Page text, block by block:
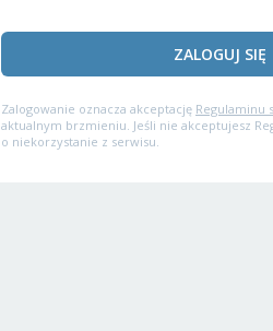
ZALOGUJ SIĘ
Zalogowanie oznacza akceptację Regulaminu
aktualnym brzmieniu. Jeśli nie akceptujesz
o niekorzystanie z serwisu.